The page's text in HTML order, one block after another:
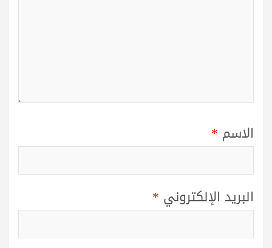
الاسم *
البريد الإلكتروني *